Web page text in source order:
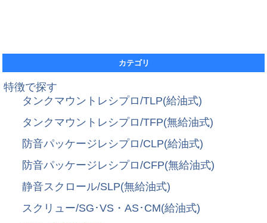
カテゴリ
特徴で探す
タンクマウントレシプロ/TLP(給油式)
タンクマウントレシプロ/TFP(無給油式)
防音パッケージレシプロ/CLP(給油式)
防音パッケージレシプロ/CFP(無給油式)
静音スクロール/SLP(無給油式)
スクリュー/SG･VS・AS･CM(給油式)